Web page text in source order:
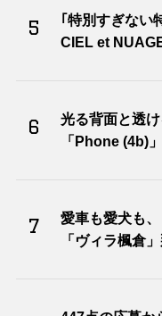
5
｢特別すぎない
CIEL et
6
光る背面と透
「Phone (4b)
7
愛車も愛犬も
「ヴィラ楓倉